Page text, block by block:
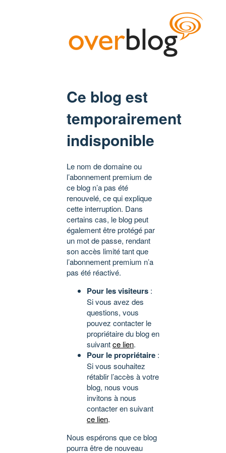
Ce blog est
temporairement
indisponible
Le nom de domaine ou
l’abonnement premium de
ce blog n’a pas été
renouvelé, ce qui explique
cette interruption. Dans
certains cas, le blog peut
également être protégé par
un mot de passe, rendant
son accès limité tant que
l’abonnement premium n’a
pas été réactivé.
Pour les visiteurs :
Si vous avez des
questions, vous
pouvez contacter le
propriétaire du blog en
suivantce lien.
Pour le propriétaire :
Si vous souhaitez
rétablir l’accès à votre
blog, nous vous
invitons à nous
contacter en suivant
ce lien.
Nous espérons que ce blog
pourra être de nouveau